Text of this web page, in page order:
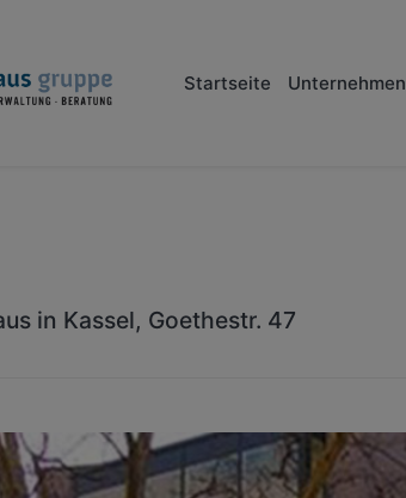
Startseite Unternehmen
in Kassel, Goethestr. 47